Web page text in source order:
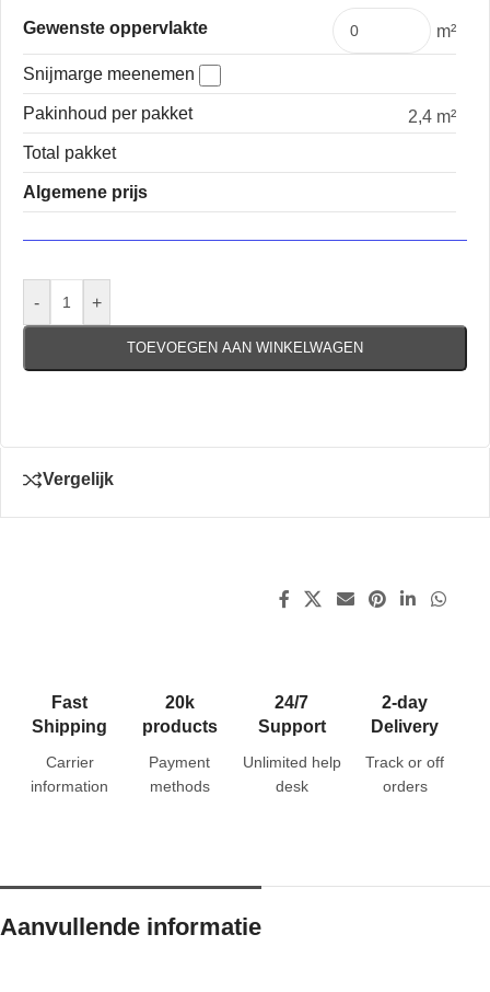
Gewenste oppervlakte m²
Snijmarge meenemen
Pakinhoud per pakket
2,4 m²
Total pakket
Algemene prijs
- +
TOEVOEGEN AAN WINKELWAGEN
Vergelijk
Fast
Shipping
Carrier
information
20k
products
Payment
methods
24/7
Support
Unlimited help
desk
2-day
Delivery
Track or off
orders
Aanvullende informatie